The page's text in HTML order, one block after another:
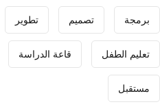
برمجة تصميم تطوير
تعليم الطفل قاعة الدراسة
مستقبل